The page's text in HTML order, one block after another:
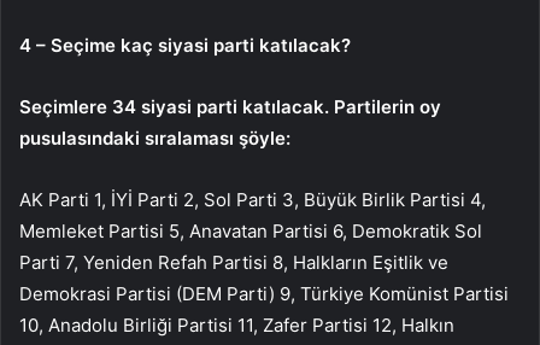
4 – Seçime kaç siyasi parti katılacak?
Seçimlere 34 siyasi parti katılacak. Partilerin oy
pusulasındaki sıralaması şöyle:
AK Parti 1, İYİ Parti 2, Sol Parti 3, Büyük Birlik Partisi 4,
Memleket Partisi 5, Anavatan Partisi 6, Demokratik Sol
Parti 7, Yeniden Refah Partisi 8, Halkların Eşitlik ve
Demokrasi Partisi (DEM Parti) 9, Türkiye Komünist Partisi
10, Anadolu Birliği Partisi 11, Zafer Partisi 12, Halkın